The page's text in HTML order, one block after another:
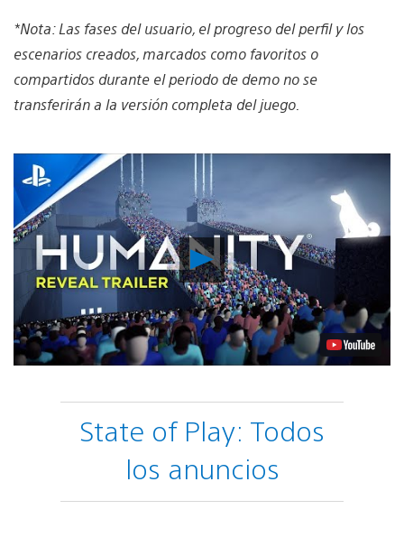
*Nota: Las fases del usuario, el progreso del perfil y los
escenarios creados, marcados como favoritos o
compartidos durante el periodo de demo no se
transferirán a la versión completa del juego.
Reproducir
vídeo
State of Play: Todos
los anuncios